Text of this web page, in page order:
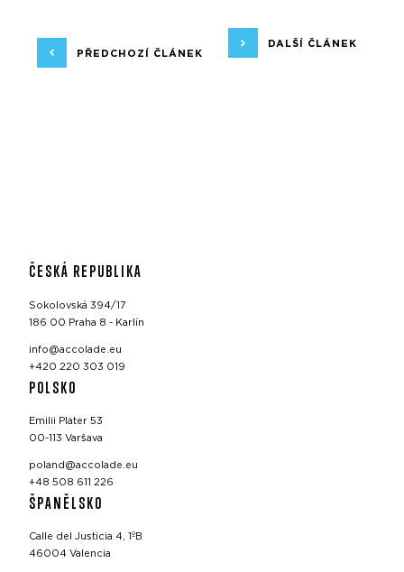
PŘEDCHOZÍ ČLÁNEK
DALŠÍ ČLÁNEK
ČESKÁ REPUBLIKA
Sokolovská 394/17
186 00 Praha 8 - Karlín
info@accolade.eu
+420 220 303 019
POLSKO
Emilii Plater 53
00-113 Varšava
poland@accolade.eu
+48 508 611 226
ŠPANĚLSKO
Calle del Justicia 4, 1ºB
46004 Valencia